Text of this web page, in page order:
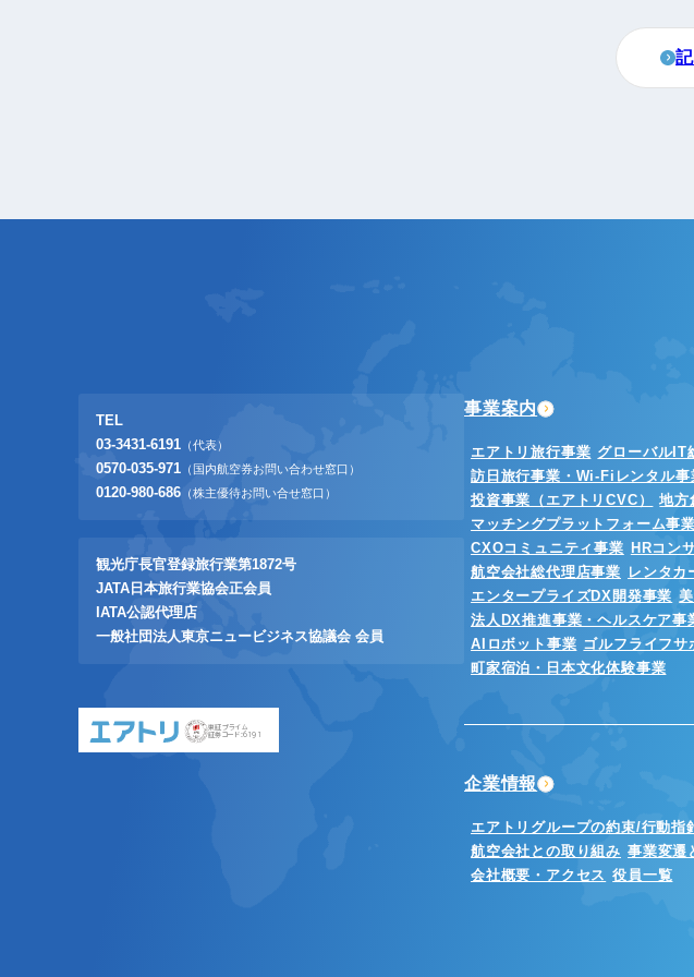
TEL
03-3431-6191 （代表）
0570-035-971 （国内航空券お問い合わせ窓口）
0120-980-686 （株主優待お問い合せ窓口）
観光庁長官登録旅行業第1872号
JATA日本旅行業協会正会員
IATA公認代理店
一般社団法人東京ニュービジネス協議会 会員
東証プライム
証券コード:6191
事業案内
エアトリ旅行事業 グローバルIT
訪日旅行事業・Wi-Fiレンタル事
投資事業（エアトリCVC）
地方
マッチングプラットフォーム事
CXOコミュニティ事業 HRコン
航空会社総代理店事業 レンタカ
エンタープライズDX開発事業
法人DX推進事業・ヘルスケア事
AIロボット事業 ゴルフライフサ
町家宿泊・日本文化体験事業
企業情報
エアトリグループの約束/行動指
航空会社との取り組み 事業変遷
会社概要・アクセス 役員一覧